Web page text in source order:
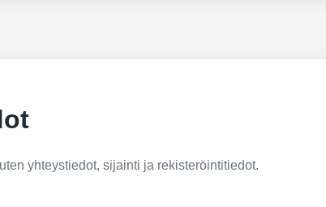
yhteystiedot, sijainti ja rekisteröintitiedot.